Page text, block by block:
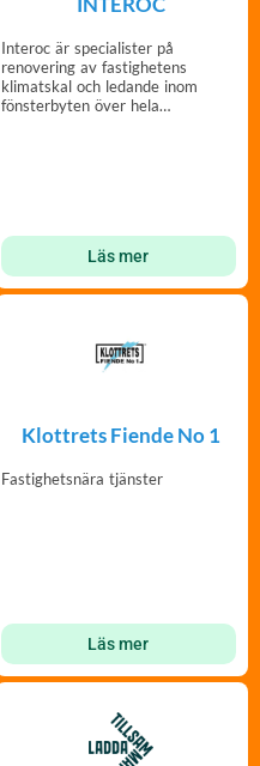
Interoc är specialister på
renovering av fastighetens
klimatskal och ledande inom
fönsterbyten över hela
Läs mer
Klottrets Fiende No 1
Fastighetsnära tjänster
Läs mer